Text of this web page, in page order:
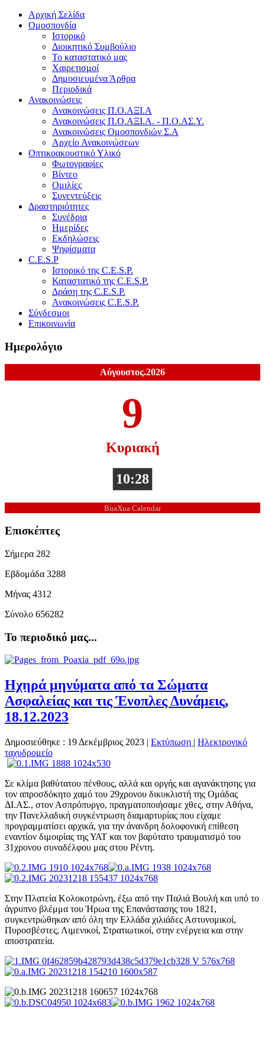
Αρχική Σελίδα
Ομοσπονδία
Ιστορικό
Διοικητικό Συμβούλιο
Το καταστατικό μας
Χαιρετισμοί
Δημοσιευμένα Άρθρα
Περιοδικά
Ανακοινώσεις
Ανακοινώσεις Π.Ο.ΑΞΙ.Α
Ανακοινώσεις Π.Ο.ΑΞΙ.Α. - Π.Ο.ΑΣ.Υ.
Ανακοινώσεις Ομοσπονδιών Σ.Α
Αρχείο Ανακοινώσεων
Οπτικοακουστικό Υλικό
Φωτογραφίες
Βίντεο
Ομιλίες
Συνεντεύξεις
Δραστηριότητες
Συνέδρια
Ημερίδες
Εκδηλώσεις
Ψηφίσματα
C.E.S.P
Ιστορικό της C.E.S.P.
Καταστατικό της C.E.S.P.
Δράση της C.E.S.P.
Ανακοινώσεις C.E.S.P.
Σύνδεσμοι
Επικοινωνία
Ημερολόγιο
Αύγουστος.2026
9
Κυριακή
10:28
BuaXua Calendar
Επισκέπτες
Σήμερα 282
Εβδομάδα 3288
Μήνας 4312
Σύνολο 656282
Το περιοδικό μας...
Ηχηρά μηνύματα από τα Σώματα
Ασφαλείας και τις Ένοπλες Δυνάμεις,
18.12.2023
Δημοσιεύθηκε : 19 Δεκέμβριος 2023 | Εκτύπωση | Ηλεκτρονικό
ταχυδρομείο
Σε κλίμα βαθύτατου πένθους, αλλά και οργής και αγανάκτησης για
τον απροσδόκητο χαμό του 29χρονου δικυκλιστή της Ομάδας
ΔΙ.ΑΣ., στον Ασπρόπυργο, πραγματοποιήσαμε χθες, στην Αθήνα,
την Πανελλαδική συγκέντρωση διαμαρτυρίας που είχαμε
προγραμματίσει αρχικά, για την άνανδρη δολοφονική επίθεση
εναντίον διμοιρίας της ΥΑΤ και τον βαρύτατο τραυματισμό του
31χρονου συναδέλφου μας στου Ρέντη.
Στην Πλατεία Κολοκοτρώνη, έξω από την Παλιά Βουλή και υπό το
άγρυπνο βλέμμα του Ήρωα της Επανάστασης του 1821,
συγκεντρώθηκαν από όλη την Ελλάδα χιλιάδες Αστυνομικοί,
Πυροσβέστες, Λιμενικοί, Στρατιωτικοί, στην ενέργεια και στην
αποστρατεία.